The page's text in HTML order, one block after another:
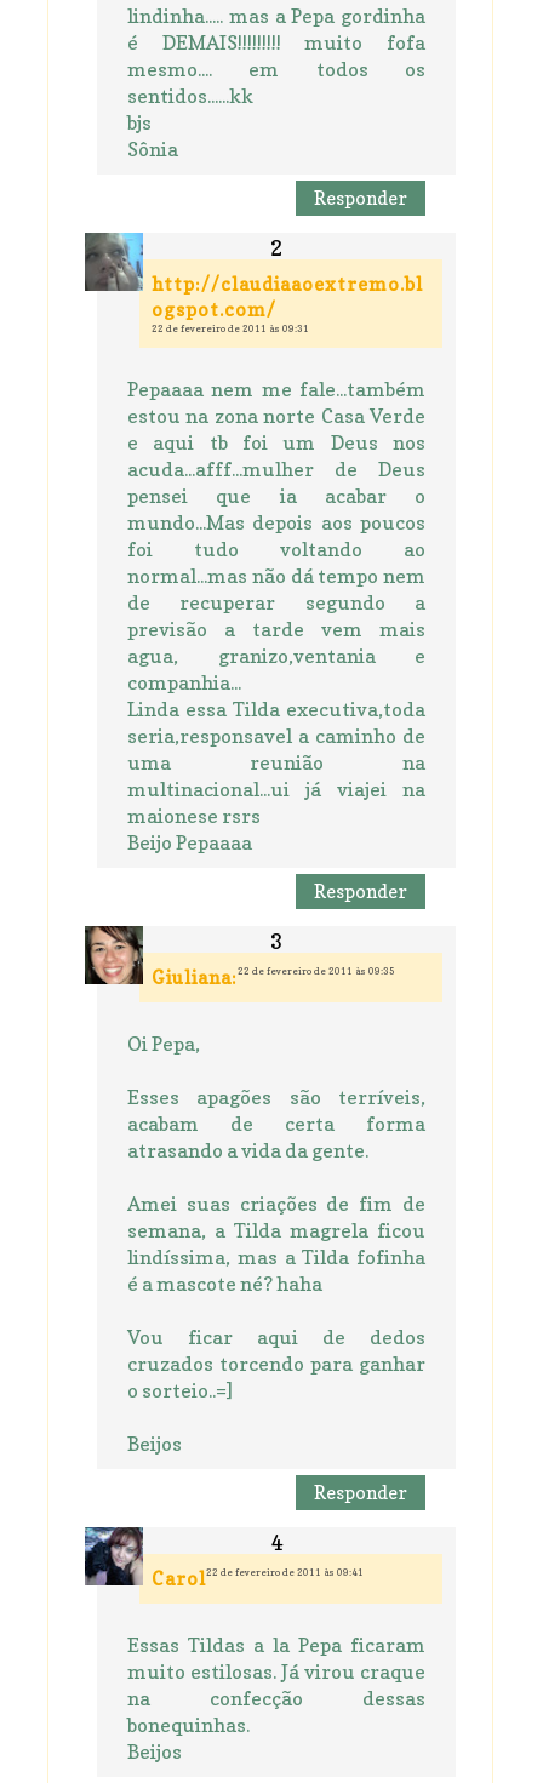
lindinha..... mas a Pepa gordinha
é DEMAIS!!!!!!!!! muito fofa
mesmo.... em todos os
sentidos......kk
bjs
Sônia
Responder
http://claudiaaoextremo.bl
ogspot.com/
22 de fevereiro de 2011 às 09:31
Pepaaaa nem me fale...também
estou na zona norte Casa Verde
e aqui tb foi um Deus nos
acuda...afff...mulher de Deus
pensei que ia acabar o
mundo...Mas depois aos poucos
foi tudo voltando ao
normal...mas não dá tempo nem
de recuperar segundo a
previsão a tarde vem mais
agua, granizo,ventania e
companhia...
Linda essa Tilda executiva,toda
seria,responsavel a caminho de
uma reunião na
multinacional...ui já viajei na
maionese rsrs
Beijo Pepaaaa
Responder
Giuliana: 22 de fevereiro de 2011 às 09:35
Oi Pepa,
Esses apagões são terríveis,
acabam de certa forma
atrasando a vida da gente.
Amei suas criações de fim de
semana, a Tilda magrela ficou
lindíssima, mas a Tilda fofinha
é a mascote né? haha
Vou ficar aqui de dedos
cruzados torcendo para ganhar
o sorteio..=]
Beijos
Responder
Carol22 de fevereiro de 2011 às 09:41
Essas Tildas a la Pepa ficaram
muito estilosas. Já virou craque
na confecção dessas
bonequinhas.
Beijos